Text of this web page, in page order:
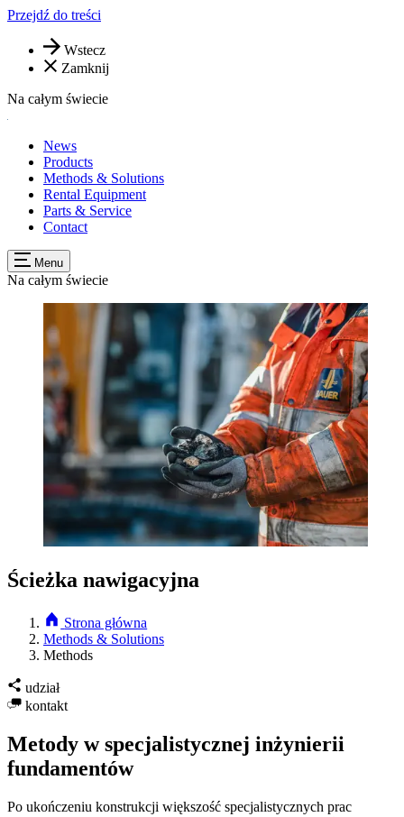
Przejdź do treści
Wstecz
Zamknij
Na całym świecie
News
Products
Methods & Solutions
Rental Equipment
Parts & Service
Contact
Menu
Na całym świecie
Ścieżka nawigacyjna
Strona główna
Methods & Solutions
Methods
udział
kontakt
Metody w specjalistycznej inżynierii
fundamentów
Po ukończeniu konstrukcji większość specjalistycznych prac